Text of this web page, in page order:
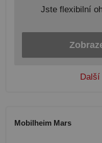
Jste flexibilní
Další
Mobilheim Mars